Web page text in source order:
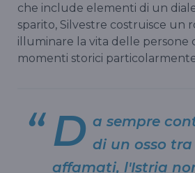
che include elementi di un
sparito, Silvestre costruisce un
illuminare la vita delle persone
momenti storici
D a sempre
di un osso
affamati, l'Istria